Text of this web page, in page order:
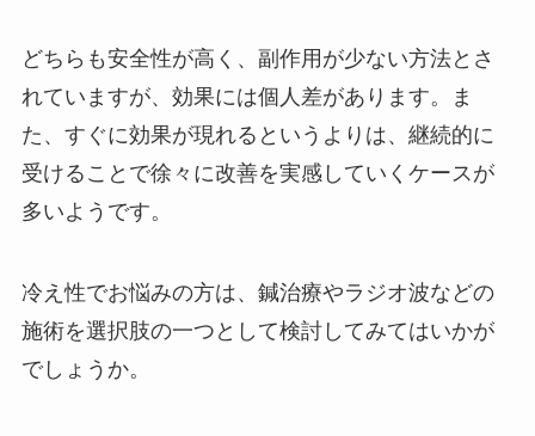
どちらも安全性が高く、副作用が少ない方法とさ
れていますが、効果には個人差があります。ま
た、すぐに効果が現れるというよりは、継続的に
受けることで徐々に改善を実感していくケースが
多いようです。
冷え性でお悩みの方は、鍼治療やラジオ波などの
施術を選択肢の一つとして検討してみてはいかが
でしょうか。